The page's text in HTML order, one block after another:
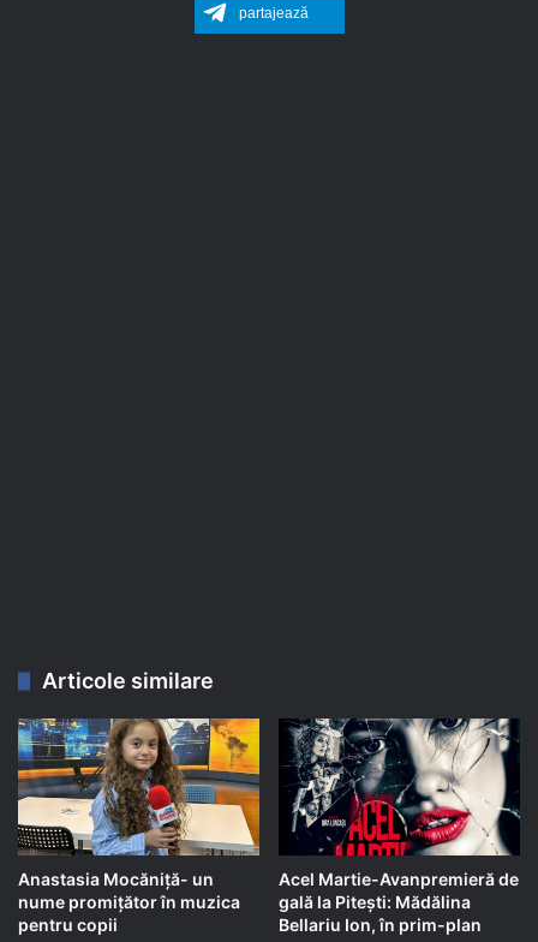
partajează
Articole similare
Anastasia Mocăniță- un
nume promițător în muzica
pentru copii
Acel Martie-Avanpremieră de
gală la Pitești: Mădălina
Bellariu Ion, în prim-plan